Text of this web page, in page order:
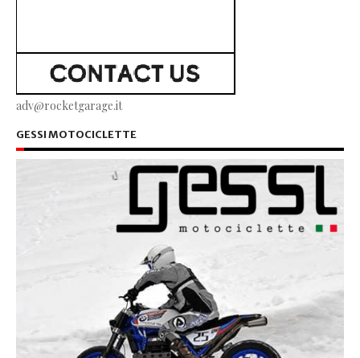
adv@rocketgarage.it
GESSI MOTOCICLETTE